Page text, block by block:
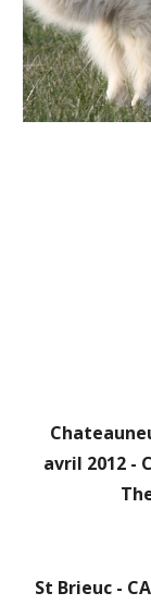
avril 2012 -
St Brieuc -